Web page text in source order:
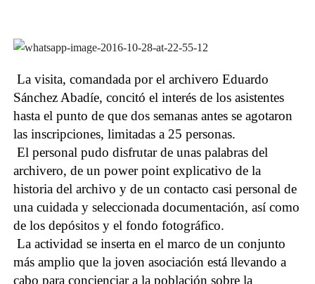
La visita, comandada por el archivero Eduardo
Sánchez Abadíe, concitó el interés de los asistentes
hasta el punto de que dos semanas antes se agotaron
las inscripciones, limitadas a 25 personas.
El personal pudo disfrutar de unas palabras del
archivero, de un power point explicativo de la
historia del archivo y de un contacto casi personal de
una cuidada y seleccionada documentación, así como
de los depósitos y el fondo fotográfico.
La actividad se inserta en el marco de un conjunto
más amplio que la joven asociación está llevando a
cabo para concienciar a la población sobre la